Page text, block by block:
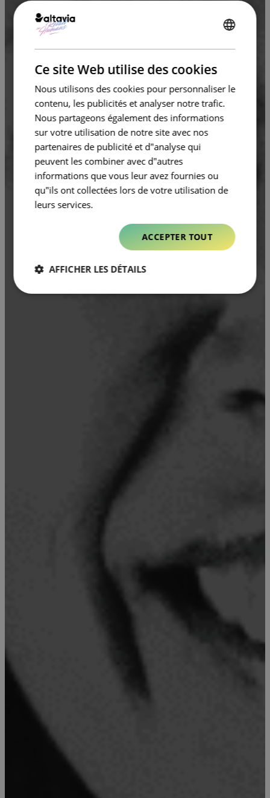
Ce site Web utilise des cookies
Nous utilisons des cookies pour personnaliser le
contenu, les publicités et analyser notre trafic.
Nous partageons également des informations
sur votre utilisation de notre site avec nos
partenaires de publicité et d"analyse qui
peuvent les combiner avec d"autres
informations que vous leur avez fournies ou
qu"ils ont collectées lors de votre utilisation de
leurs services.
ACCEPTER TOUT
AFFICHER LES DÉTAILS